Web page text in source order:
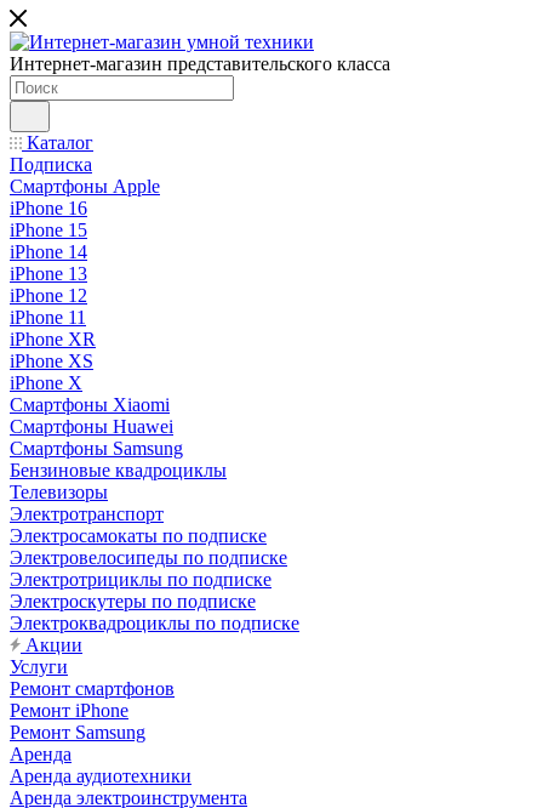
Интернет-магазин представительского класса
Каталог
Подписка
Смартфоны Apple
iPhone 16
iPhone 15
iPhone 14
iPhone 13
iPhone 12
iPhone 11
iPhone XR
iPhone XS
iPhone X
Смартфоны Xiaomi
Смартфоны Huawei
Смартфоны Samsung
Бензиновые квадроциклы
Телевизоры
Электротранспорт
Электросамокаты по подписке
Электровелосипеды по подписке
Электротрициклы по подписке
Электроскутеры по подписке
Электроквадроциклы по подписке
Акции
Услуги
Ремонт смартфонов
Ремонт iPhone
Ремонт Samsung
Аренда
Аренда аудиотехники
Аренда электроинструмента